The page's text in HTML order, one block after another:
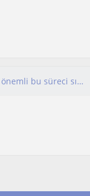
Dinlemek, araştırmak ve yol göstermek mesleğim için önemli bu süreci sınava hazırlanan öğrencilerimle geçirmekten keyif alacağım.